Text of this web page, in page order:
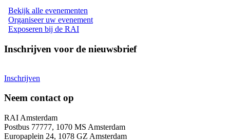
Bekijk alle evenementen
Organiseer uw evenement
Exposeren bij de RAI
Inschrijven voor de nieuwsbrief
Inschrijven
Neem contact op
RAI Amsterdam
Postbus 77777, 1070 MS Amsterdam
Europaplein 24, 1078 GZ Amsterdam